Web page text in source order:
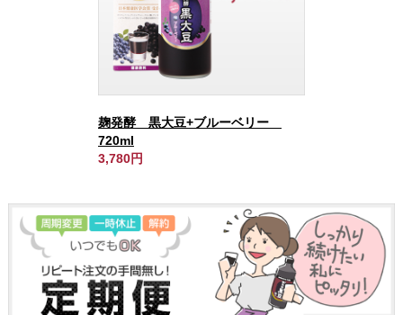
麹発酵 黒大豆+ブルーベリー
720ml
3,780円